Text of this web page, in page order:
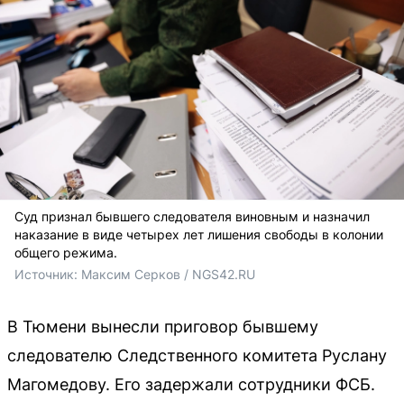
Суд признал бывшего следователя виновным и назначил
наказание в виде четырех лет лишения свободы в колонии
общего режима.
Источник: Максим Серков / NGS42.RU
В Тюмени вынесли приговор бывшему
следователю Следственного комитета Руслану
Магомедову. Его задержали сотрудники ФСБ.